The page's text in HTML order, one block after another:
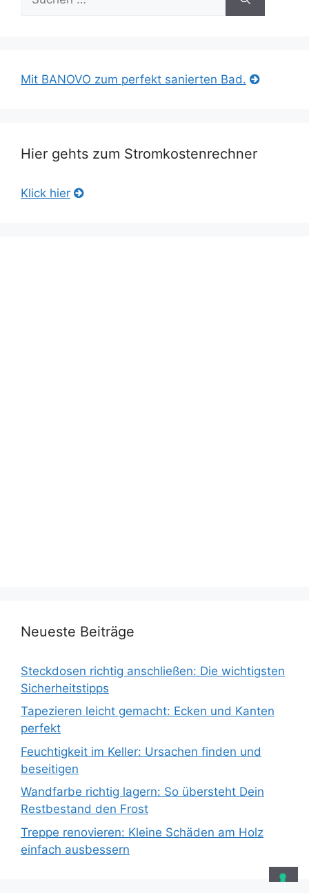
nach:
Mit BANOVO zum perfekt sanierten Bad.
Hier gehts zum Stromkostenrechner
Klick hier
Neueste Beiträge
Steckdosen richtig anschließen: Die wichtigsten
Sicherheitstipps
Tapezieren leicht gemacht: Ecken und Kanten
perfekt
Feuchtigkeit im Keller: Ursachen finden und
beseitigen
Wandfarbe richtig lagern: So übersteht Dein
Restbestand den Frost
Treppe renovieren: Kleine Schäden am Holz
einfach ausbessern